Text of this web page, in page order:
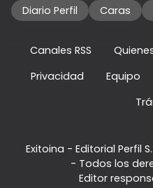
Diario Perfil Caras
Canales RSS
Privacidad
Equipo
Exitoina - Editorial Perfil
- Todos los
Editor